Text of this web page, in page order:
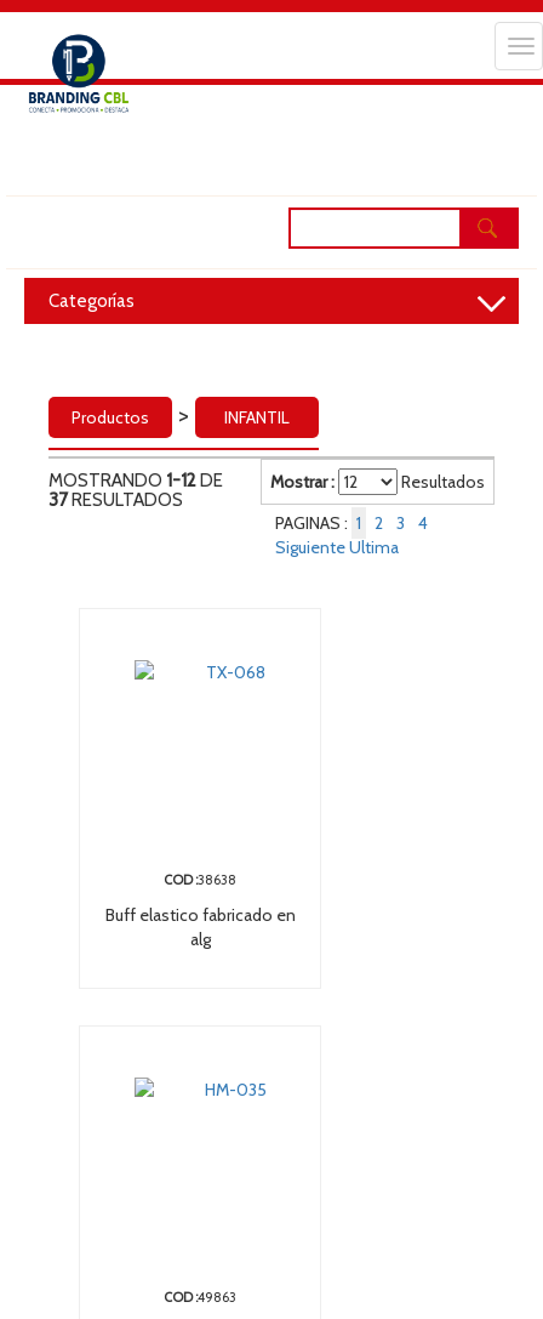
Categorías Toggle
navigation
Productos > INFANTIL
MOSTRANDO 1-12DE
37RESULTADOS
Mostrar :
Resultados
PAGINAS : 1 2 3
4
SiguienteUltima
COD :38638
Buff elastico fabricado en
alg
COD :49863